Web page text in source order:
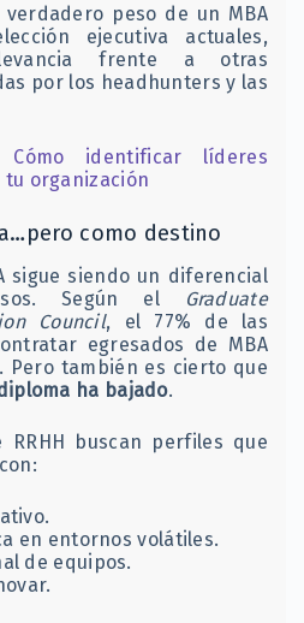
peso de un MBA
ejecutiva actuales,
frente a otras
por los headhunters y las
Cómo identificar líderes
organización
como destino
sigue siendo un diferencial
Según el
Graduate
Council, el 77% de las
egresados de MBA
Pero también es cierto que
ha bajado.
RRHH buscan perfiles que
en entornos volátiles.
de equipos.